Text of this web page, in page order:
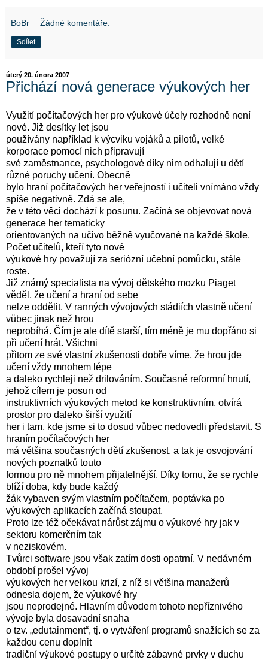
BoBr Žádné komentáře:
Sdílet
úterý 20. února 2007
Přichází nová generace výukových her
Využití počítačových her pro výukové účely rozhodně není
nové. Již desítky let jsou
používány například k výcviku vojáků a pilotů, velké
korporace pomocí nich připravují
své zaměstnance, psychologové díky nim odhalují u dětí
různé poruchy učení. Obecně
bylo hraní počítačových her veřejností i učiteli vnímáno vždy
spíše negativně. Zdá se ale,
že v této věci dochází k posunu. Začíná se objevovat nová
generace her tematicky
orientovaných na učivo běžně vyučované na každé škole.
Počet učitelů, kteří tyto nové
výukové hry považují za seriózní učební pomůcku, stále
roste.
Již známý specialista na vývoj dětského mozku Piaget
věděl, že učení a hraní od sebe
nelze oddělit. V ranných vývojových stádiích vlastně učení
vůbec jinak než hrou
neprobíhá. Čím je ale dítě starší, tím méně je mu dopřáno si
při učení hrát. Všichni
přitom ze své vlastní zkušenosti dobře víme, že hrou jde
učení vždy mnohem lépe
a daleko rychleji než drilováním. Současné reformní hnutí,
jehož cílem je posun od
instruktivních výukových metod ke konstruktivním, otvírá
prostor pro daleko širší využití
her i tam, kde jsme si to dosud vůbec nedovedli představit. S
hraním počítačových her
má většina současných dětí zkušenost, a tak je osvojování
nových poznatků touto
formou pro ně mnohem přijatelnější. Díky tomu, že se rychle
blíží doba, kdy bude každý
žák vybaven svým vlastním počítačem, poptávka po
výukových aplikacích začíná stoupat.
Proto lze též očekávat nárůst zájmu o výukové hry jak v
sektoru komerčním tak
v neziskovém.
Tvůrci software jsou však zatím dosti opatrní. V nedávném
období prošel vývoj
výukových her velkou krizí, z níž si většina manažerů
odnesla dojem, že výukové hry
jsou neprodejné. Hlavním důvodem tohoto nepříznivého
vývoje byla dosavadní snaha
o tzv. „edutainment“, tj. o vytváření programů snažících se za
každou cenu doplnit
tradiční výukové postupy o určité zábavné prvky v duchu